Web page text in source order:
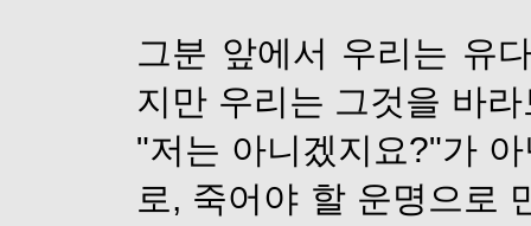
그분 앞에서 우리는 유
지만 우리는 그것을 바
"저는 아니겠지요?"가
로, 죽어야 할 운명으로